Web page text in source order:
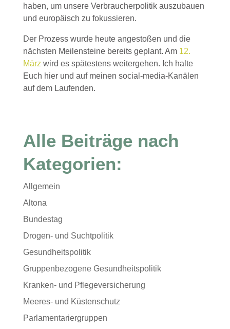
haben, um unsere Verbraucherpolitik auszubauen
und europäisch zu fokussieren.
Der Prozess wurde heute angestoßen und die
nächsten Meilensteine bereits geplant. Am 12.
März wird es spätestens weitergehen. Ich halte
Euch hier und auf meinen social-media-Kanälen
auf dem Laufenden.
Alle Beiträge nach
Kategorien:
Allgemein
Altona
Bundestag
Drogen- und Suchtpolitik
Gesundheitspolitik
Gruppenbezogene Gesundheitspolitik
Kranken- und Pflegeversicherung
Meeres- und Küstenschutz
Parlamentariergruppen